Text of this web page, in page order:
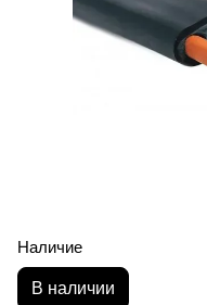
Наличие
В наличии